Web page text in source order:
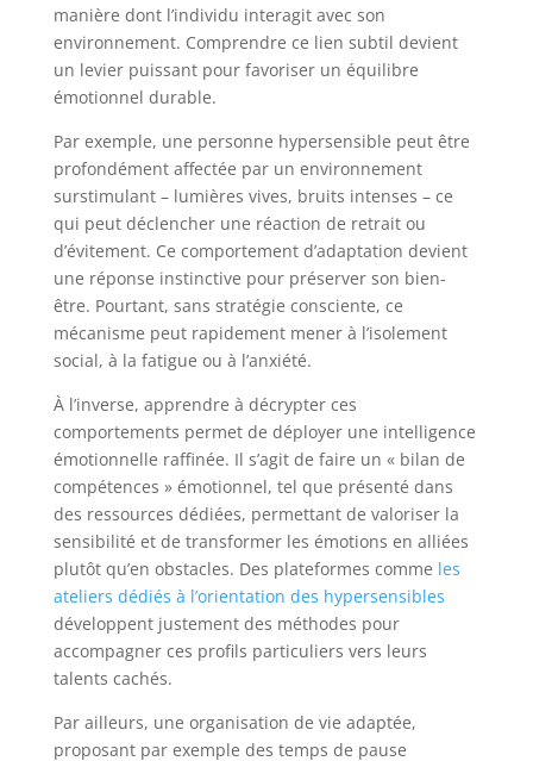
manière dont l’individu interagit avec son
environnement. Comprendre ce lien subtil devient
un levier puissant pour favoriser un équilibre
émotionnel durable.
Par exemple, une personne hypersensible peut être
profondément affectée par un environnement
surstimulant – lumières vives, bruits intenses – ce
qui peut déclencher une réaction de retrait ou
d’évitement. Ce comportement d’adaptation devient
une réponse instinctive pour préserver son bien-
être. Pourtant, sans stratégie consciente, ce
mécanisme peut rapidement mener à l’isolement
social, à la fatigue ou à l’anxiété.
À l’inverse, apprendre à décrypter ces
comportements permet de déployer une intelligence
émotionnelle raffinée. Il s’agit de faire un « bilan de
compétences » émotionnel, tel que présenté dans
des ressources dédiées, permettant de valoriser la
sensibilité et de transformer les émotions en alliées
plutôt qu’en obstacles. Des plateformes comme les
ateliers dédiés à l’orientation des hypersensibles
développent justement des méthodes pour
accompagner ces profils particuliers vers leurs
talents cachés.
Par ailleurs, une organisation de vie adaptée,
proposant par exemple des temps de pause